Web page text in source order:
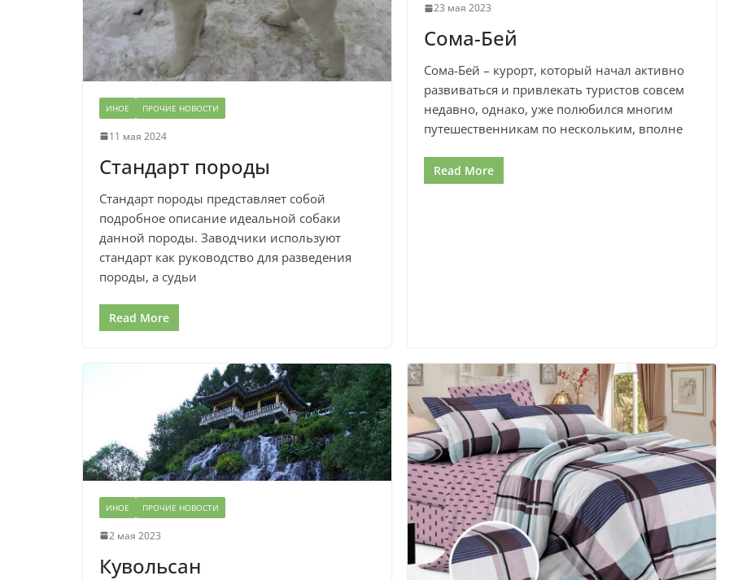
ИНОЕ ПРОЧИЕ НОВОСТИ
11 мая 2024
Стандарт породы
Стандарт породы представляет собой
подробное описание идеальной собаки
данной породы. Заводчики используют
стандарт как руководство для разведения
породы, а судьи
Read More
23 мая 2023
Сома-Бей
Сома-Бей – курорт, который начал активно
развиваться и привлекать туристов совсем
недавно, однако, уже полюбился многим
путешественникам по нескольким, вполне
Read More
ИНОЕ ПРОЧИЕ НОВОСТИ
2 мая 2023
Кувольсан